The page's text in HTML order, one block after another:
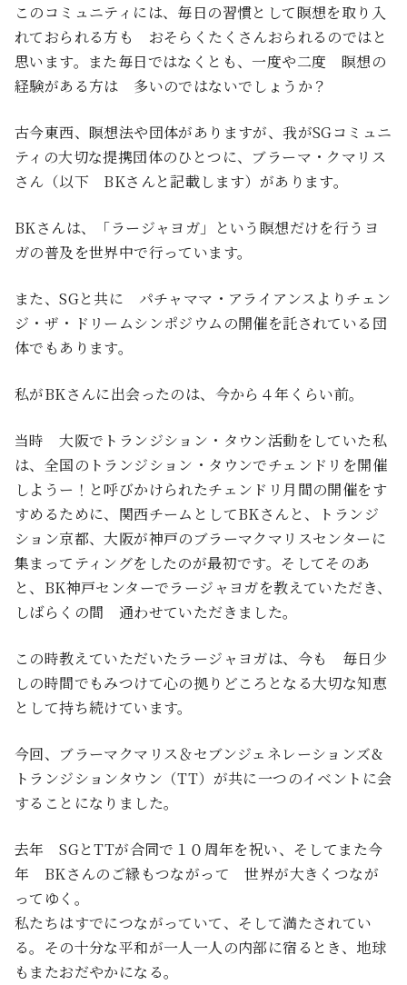
このコミュニティには、毎日の習慣として瞑想を取り入
れておられる方も おそらくたくさんおられるのではと
思います。また毎日ではなくとも、一度や二度 瞑想の
経験がある方は 多いのではないでしょうか？
古今東西、瞑想法や団体がありますが、我がSGコミュニ
ティの大切な提携団体のひとつに、ブラーマ・クマリス
さん（以下 BKさんと記載します）があります。
BKさんは、「ラージャヨガ」という瞑想だけを行うヨ
ガの普及を世界中で行っています。
また、SGと共に パチャママ・アライアンスよりチェン
ジ・ザ・ドリームシンポジウムの開催を託されている団
体でもあります。
私がBKさんに出会ったのは、今から４年くらい前。
当時 大阪でトランジション・タウン活動をしていた私
は、全国のトランジション・タウンでチェンドリを開催
しようー！と呼びかけられたチェンドリ月間の開催をす
すめるために、関西チームとしてBKさんと、トランジ
ション京都、大阪が神戸のブラーマクマリスセンターに
集まってティングをしたのが最初です。そしてそのあ
と、BK神戸センターでラージャヨガを教えていただき、
しばらくの間 通わせていただきました。
この時教えていただいたラージャヨガは、今も 毎日少
しの時間でもみつけて心の拠りどころとなる大切な知恵
として持ち続けています。
今回、ブラーマクマリス＆セブンジェネレーションズ&
トランジションタウン（TT）が共に一つのイベントに会
することになりました。
去年 SGとTTが合同で１０周年を祝い、そしてまた今
年 BKさんのご縁もつながって 世界が大きくつなが
ってゆく。
私たちはすでにつながっていて、そして満たされてい
る。その十分な平和が一人一人の内部に宿るとき、地球
もまたおだやかになる。